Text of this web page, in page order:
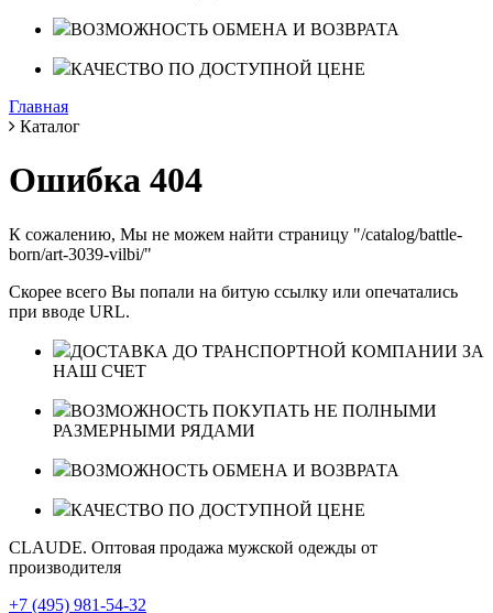
ВОЗМОЖНОСТЬ ОБМЕНА И ВОЗВРАТА
КАЧЕСТВО ПО ДОСТУПНОЙ ЦЕНЕ
Главная
Каталог
Ошибка 404
К сожалению, Мы не можем найти страницу "/catalog/battle-
born/art-3039-vilbi/"
Скорее всего Вы попали на битую ссылку или опечатались
при вводе URL.
ДОСТАВКА ДО ТРАНСПОРТНОЙ КОМПАНИИ ЗА
НАШ СЧЕТ
ВОЗМОЖНОСТЬ ПОКУПАТЬ НЕ ПОЛНЫМИ
РАЗМЕРНЫМИ РЯДАМИ
ВОЗМОЖНОСТЬ ОБМЕНА И ВОЗВРАТА
КАЧЕСТВО ПО ДОСТУПНОЙ ЦЕНЕ
CLAUDE. Оптовая продажа мужской одежды от
производителя
+7 (495) 981-54-32